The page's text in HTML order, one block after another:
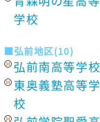
学校
■弘前地区(10)
弘前南高等学校
東奥義塾高等学
校